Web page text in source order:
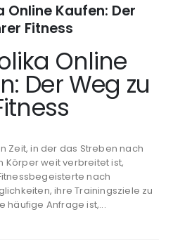
Online Kaufen: Der
Fitness
Online
Der Weg zu
Zeit, in der das Streben nach
Körper weit verbreitet ist,
nach
ihre Trainingsziele zu
häufige Anfrage ist,...